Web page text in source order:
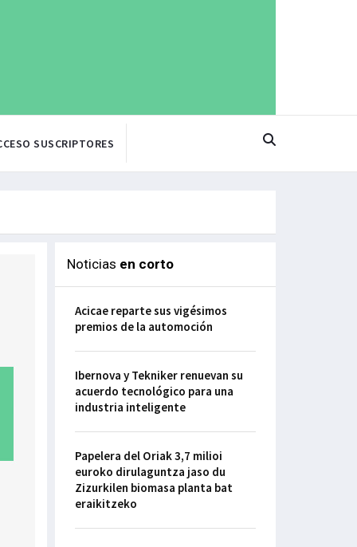
SUSCRIPTORES
Noticias en corto
Acicae reparte sus vigésimos
premios de la automoción
Ibernova y Tekniker renuevan su
acuerdo tecnológico para una
industria inteligente
Papelera del Oriak 3,7 milioi
euroko dirulaguntza jaso du
Zizurkilen biomasa planta bat
eraikitzeko